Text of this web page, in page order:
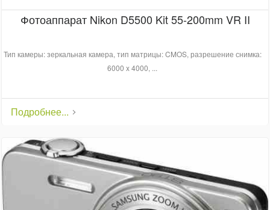
Фотоаппарат Nikon D5500 Kit 55-200mm VR II
Тип камеры: зеркальная камера, тип матрицы: CMOS, разрешение снимка:
6000 x 4000, ...
Подробнее...